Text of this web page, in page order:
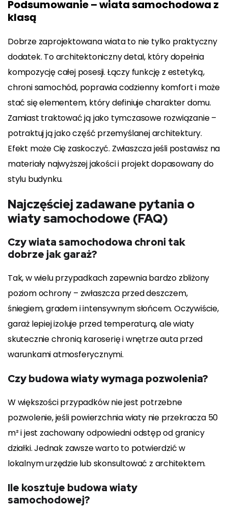
Podsumowanie – wiata samochodowa z
klasą
Dobrze zaprojektowana wiata to nie tylko praktyczny
dodatek. To architektoniczny detal, który dopełnia
kompozycję całej posesji. Łączy funkcję z estetyką,
chroni samochód, poprawia codzienny komfort i może
stać się elementem, który definiuje charakter domu.
Zamiast traktować ją jako tymczasowe rozwiązanie –
potraktuj ją jako część przemyślanej architektury.
Efekt może Cię zaskoczyć. Zwłaszcza jeśli postawisz na
materiały najwyższej jakości i projekt dopasowany do
stylu budynku.
Najczęściej zadawane pytania o
wiaty samochodowe (FAQ)
Czy wiata samochodowa chroni tak
dobrze jak garaż?
Tak, w wielu przypadkach zapewnia bardzo zbliżony
poziom ochrony – zwłaszcza przed deszczem,
śniegiem, gradem i intensywnym słońcem. Oczywiście,
garaż lepiej izoluje przed temperaturą, ale wiaty
skutecznie chronią karoserię i wnętrze auta przed
warunkami atmosferycznymi.
Czy budowa wiaty wymaga pozwolenia?
W większości przypadków nie jest potrzebne
pozwolenie, jeśli powierzchnia wiaty nie przekracza 50
m² i jest zachowany odpowiedni odstęp od granicy
działki. Jednak zawsze warto to potwierdzić w
lokalnym urzędzie lub skonsultować z architektem.
Ile kosztuje budowa wiaty
samochodowej?